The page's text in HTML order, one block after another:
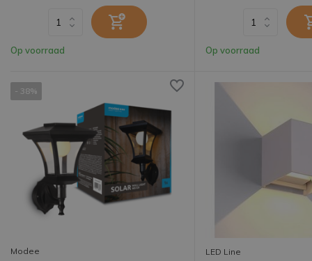
Op voorraad Op voorraad
- 38%
Modee LED Line